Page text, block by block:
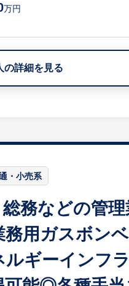
般業務（労務等）
務（報告書作成等）
面談時にお伝えします
万円
の詳細を見る
・小売系
務などの管
務用ガスボン
ルギーインフ